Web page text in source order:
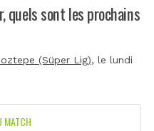
quels sont les prochains
(Süper Lig), le lundi
MATCH